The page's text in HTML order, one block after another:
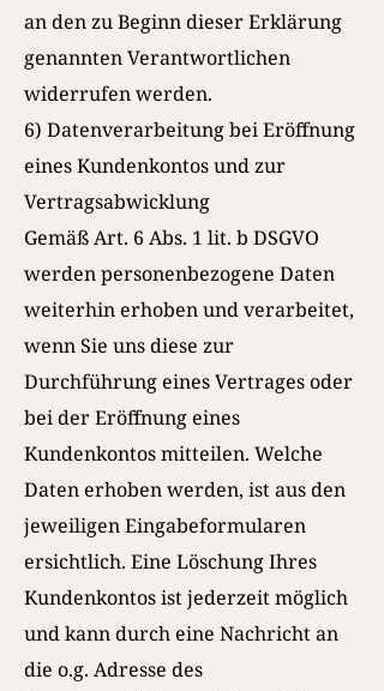
an den zu Beginn dieser Erklärung
genannten Verantwortlichen
widerrufen werden.
6) Datenverarbeitung bei Eröffnung
eines Kundenkontos und zur
Vertragsabwicklung
Gemäß Art. 6 Abs. 1 lit. b DSGVO
werden personenbezogene Daten
weiterhin erhoben und verarbeitet,
wenn Sie uns diese zur
Durchführung eines Vertrages oder
bei der Eröffnung eines
Kundenkontos mitteilen. Welche
Daten erhoben werden, ist aus den
jeweiligen Eingabeformularen
ersichtlich. Eine Löschung Ihres
Kundenkontos ist jederzeit möglich
und kann durch eine Nachricht an
die o.g. Adresse des